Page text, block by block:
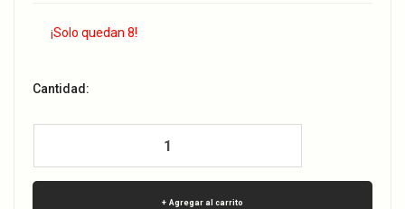
¡Solo quedan 8!
Cantidad:
Agregar al carrito